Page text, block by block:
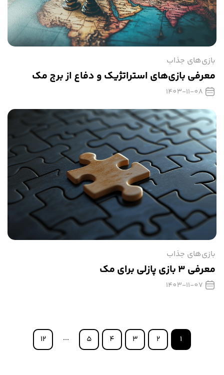
بازی‌های جذاب
معرفی بازی‌های استراتژیک و دفاع از برج مک
1403-11-08
بازی‌های جذاب
معرفی ۳ بازی‌ پازلی برای مک
1403-11-07
1
2
3
4
5
...
12